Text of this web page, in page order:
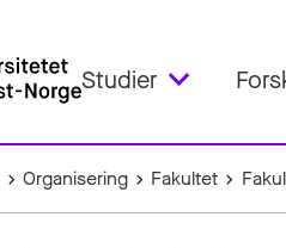
Studier
Organisering Fakultet